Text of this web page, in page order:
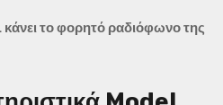
το φορητό ραδιόφωνο της